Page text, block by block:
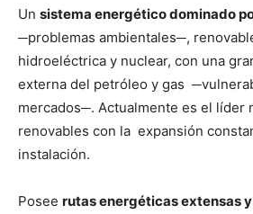
Un sistema energético dominado
─problemas ambientales─,
hidroeléctrica y nuclear, con una
externa del petróleo y gas
mercados─. Actualmente es el líder
renovables con la expansión
instalación.
Posee rutas energéticas extensas